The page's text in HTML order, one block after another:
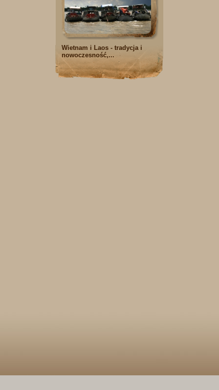
Wietnam i Laos - tradycja i
nowoczesność,...